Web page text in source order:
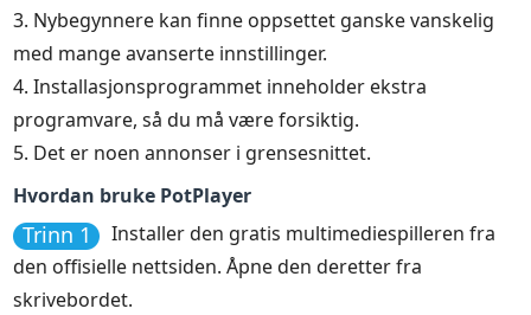
3. Nybegynnere kan finne oppsettet ganske vanskelig
med mange avanserte innstillinger.
4. Installasjonsprogrammet inneholder ekstra
programvare, så du må være forsiktig.
5. Det er noen annonser i grensesnittet.
Hvordan bruke PotPlayer
Trinn 1
Installer den gratis multimediespilleren fra
den offisielle nettsiden. Åpne den deretter fra
skrivebordet.